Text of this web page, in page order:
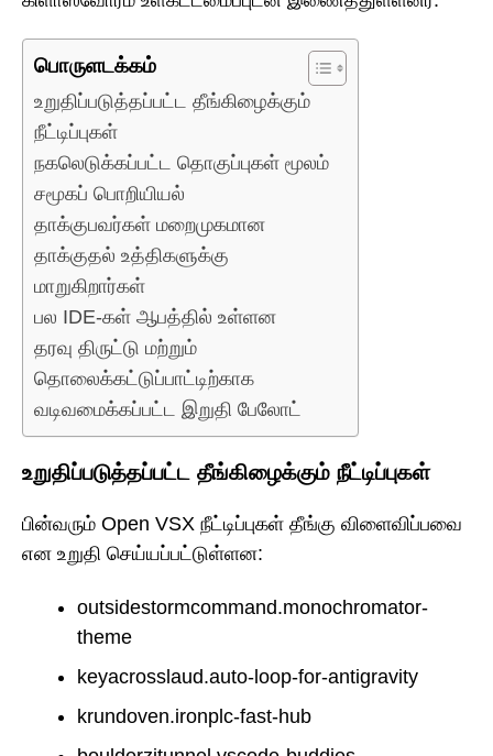
பொருளடக்கம்
உறுதிப்படுத்தப்பட்ட தீங்கிழைக்கும்
நீட்டிப்புகள்
நகலெடுக்கப்பட்ட தொகுப்புகள் மூலம்
சமூகப் பொறியியல்
தாக்குபவர்கள் மறைமுகமான
தாக்குதல் உத்திகளுக்கு
மாறுகிறார்கள்
பல IDE-கள் ஆபத்தில் உள்ளன
தரவு திருட்டு மற்றும்
தொலைக்கட்டுப்பாட்டிற்காக
வடிவமைக்கப்பட்ட இறுதி பேலோட்
உறுதிப்படுத்தப்பட்ட தீங்கிழைக்கும் நீட்டிப்புகள்
பின்வரும் Open VSX நீட்டிப்புகள் தீங்கு விளைவிப்பவை
என உறுதி செய்யப்பட்டுள்ளன:
outsidestormcommand.monochromator-
theme
keyacrosslaud.auto-loop-for-antigravity
krundoven.ironplc-fast-hub